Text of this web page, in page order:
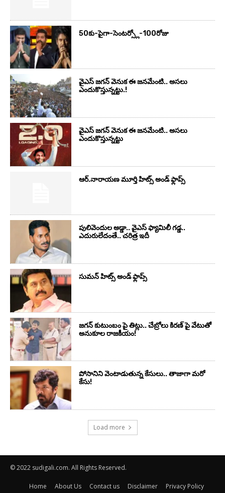
50కు-పైగా-సెంటర్స్లో-100రోజు
వైఎస్‌ జగన్‌ వెనుక ఈ జనమేంటి.. అసలు
ఎందుకొస్తున్నట్టు.!
వైఎస్‌ జగన్‌ వెనుక ఈ జనమేంటి.. అసలు
ఎందుకొస్తున్నట్టు
ఆర్‌.నారాయ‌ణ మూర్తి హిట్స్ అండ్ ఫ్లాప్స్‌
పులివెందుల అడ్డా.. వైఎస్ ఫ్యామిలీ గడ్డ..
ఎదురులేదంతే.. చరిత్ర ఇదీ
సుమ‌న్ హిట్స్ అండ్ ఫ్లాప్స్‌
జగన్ కుటుంబం పై తిట్లు.. చేబ్రోలు కిరణ్ పై వేటుతో
అనుకూల రాజకీయం!
పోసానిని వెంటాడుతున్న కేసులు.. తాజాగా మరో
కేసు!
Load more
© 2022 sudigali.com. All Rights Reserved.
Home About Us Contact us Disclaimer Privacy Policy